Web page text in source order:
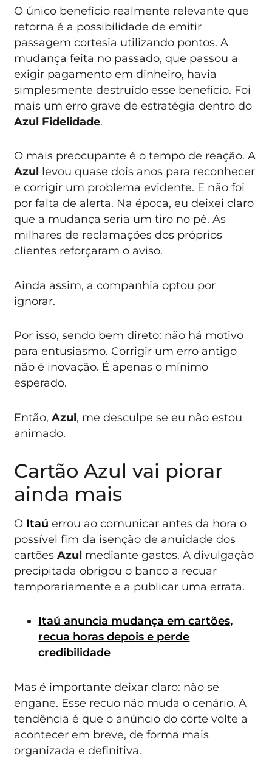
O único benefício realmente relevante que
retorna é a possibilidade de emitir
passagem cortesia utilizando pontos. A
mudança feita no passado, que passou a
exigir pagamento em dinheiro, havia
simplesmente destruído esse benefício. Foi
mais um erro grave de estratégia dentro do
Azul Fidelidade.
O mais preocupante é o tempo de reação. A
Azul levou quase dois anos para reconhecer
e corrigir um problema evidente. E não foi
por falta de alerta. Na época, eu deixei claro
que a mudança seria um tiro no pé. As
milhares de reclamações dos próprios
clientes reforçaram o aviso.
Ainda assim, a companhia optou por
ignorar.
Por isso, sendo bem direto: não há motivo
para entusiasmo. Corrigir um erro antigo
não é inovação. É apenas o mínimo
esperado.
Então,Azul, me desculpe se eu não estou
animado.
Cartão Azul vai piorar
ainda mais
O Itaú errou ao comunicar antes da hora o
possível fim da isenção de anuidade dos
cartõesAzul mediante gastos. A divulgação
precipitada obrigou o banco a recuar
temporariamente e a publicar uma errata.
Itaú anuncia mudança em cartões,
recua horas depois e perde
credibilidade
Mas é importante deixar claro: não se
engane. Esse recuo não muda o cenário. A
tendência é que o anúncio do corte volte a
acontecer em breve, de forma mais
organizada e definitiva.